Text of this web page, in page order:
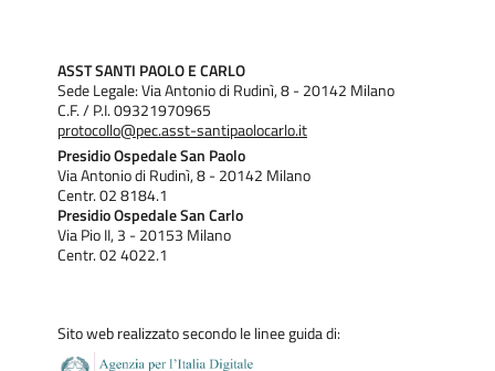
ASST SANTI PAOLO E CARLO
Sede Legale: Via Antonio di Rudinì, 8 - 20142 Milano
C.F. / P.I. 09321970965
protocollo@pec.asst-santipaolocarlo.it
Presidio Ospedale San Paolo
Via Antonio di Rudinì, 8 - 20142 Milano
Centr. 02 8184.1
Presidio Ospedale San Carlo
Via Pio II, 3 - 20153 Milano
Centr. 02 4022.1
Sito web realizzato secondo le linee guida di: